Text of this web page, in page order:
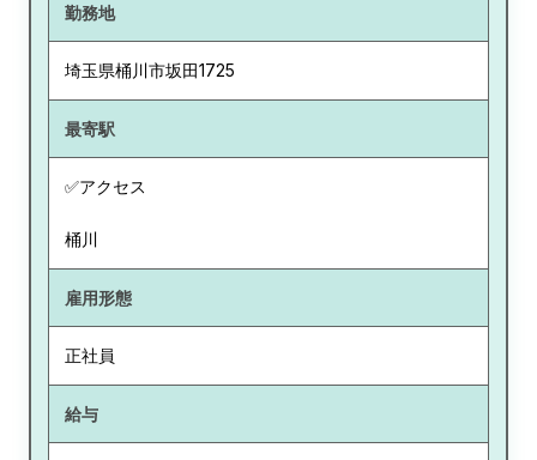
勤務地
埼玉県桶川市坂田1725
最寄駅
✅アクセス
桶川
雇用形態
正社員
給与